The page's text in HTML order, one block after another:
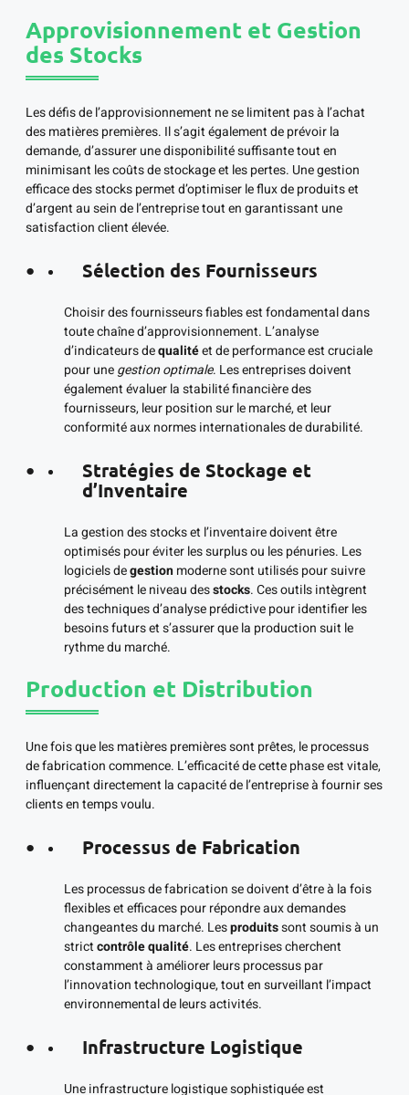
Approvisionnement et Gestion
des Stocks
Les défis de l’approvisionnement ne se limitent pas à l’achat
des matières premières. Il s’agit également de prévoir la
demande, d’assurer une disponibilité suffisante tout en
minimisant les coûts de stockage et les pertes. Une gestion
efficace des stocks permet d’optimiser le flux de produits et
d’argent au sein de l’entreprise tout en garantissant une
satisfaction client élevée.
Sélection des Fournisseurs
Choisir des fournisseurs fiables est fondamental dans
toute chaîne d’approvisionnement. L’analyse
d’indicateurs dequalitéet de performance est cruciale
pour unegestion optimale. Les entreprises doivent
également évaluer la stabilité financière des
fournisseurs, leur position sur le marché, et leur
conformité aux normes internationales de durabilité.
Stratégies de Stockage et
d’Inventaire
La gestion des stocks et l’inventaire doivent être
optimisés pour éviter les surplus ou les pénuries. Les
logiciels degestionmoderne sont utilisés pour suivre
précisément le niveau desstocks. Ces outils intègrent
des techniques d’analyse prédictive pour identifier les
besoins futurs et s’assurer que la production suit le
rythme du marché.
Production et Distribution
Une fois que les matières premières sont prêtes, le processus
de fabrication commence. L’efficacité de cette phase est vitale,
influençant directement la capacité de l’entreprise à fournir ses
clients en temps voulu.
Processus de Fabrication
Les processus de fabrication se doivent d’être à la fois
flexibles et efficaces pour répondre aux demandes
changeantes du marché. Lesproduitssont soumis à un
strictcontrôle qualité. Les entreprises cherchent
constamment à améliorer leurs processus par
l’innovation technologique, tout en surveillant l’impact
environnemental de leurs activités.
Infrastructure Logistique
Une infrastructure logistique sophistiquée est